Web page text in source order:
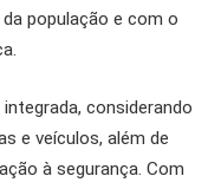
população e com o
considerando
e veículos, além de
à segurança. Com